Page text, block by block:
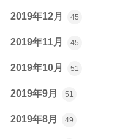
2019年12月 45
2019年11月 45
2019年10月 51
2019年9月 51
2019年8月 49